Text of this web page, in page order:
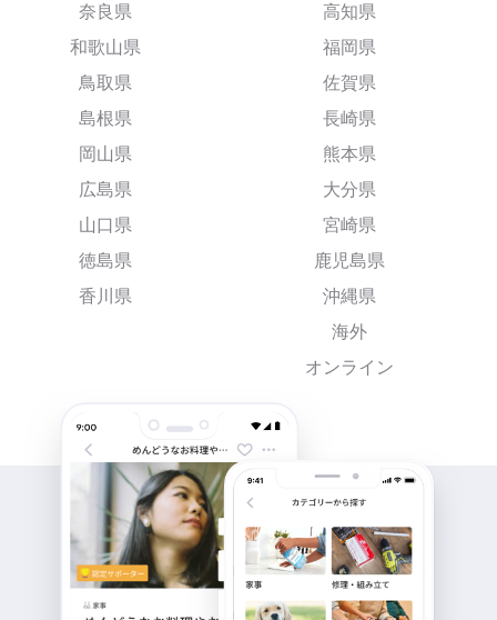
奈良県
和歌山県
鳥取県
島根県
岡山県
広島県
山口県
徳島県
香川県
高知県
福岡県
佐賀県
長崎県
熊本県
大分県
宮崎県
鹿児島県
沖縄県
海外
オンライン